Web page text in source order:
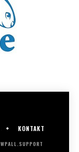
KONTAKT
WPALL.SUPPORT